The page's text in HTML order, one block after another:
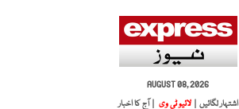
AUGUST 08, 2026
اشتہار لگائیں |
لائیو ٹی وی | آج کا اخبار